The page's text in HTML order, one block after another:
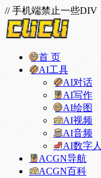
// 手机端禁止一些DIV
首 页
AI工具
AI对话
AI写作
AI绘图
AI视频
AI音频
AI数字人
ACGN导航
ACGN百科